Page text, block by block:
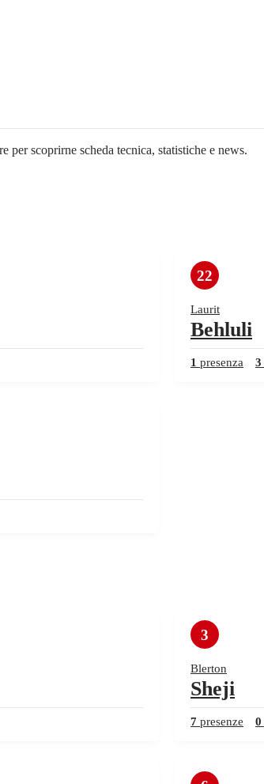
per scoprirne scheda tecnica, statistiche e news.
22
Laurit
Behluli
1 presenza 3
3
Blerton
Sheji
7 presenze 0